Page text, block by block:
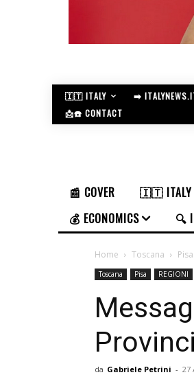
🇮🇹 ITALY ➡️
📩☎️ CONTACT
📰 COVER 🇮🇹 ITALY
💰 ECONOMICS
🔍
Home Toscana Pisa
Toscana Pisa REGIONI
da Gabriele Petrini - 27